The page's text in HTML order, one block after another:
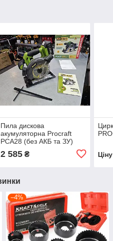
Пила дискова
акумуляторна Procraft
PCA28 (без АКБ та ЗУ)
2 585₴
–4%